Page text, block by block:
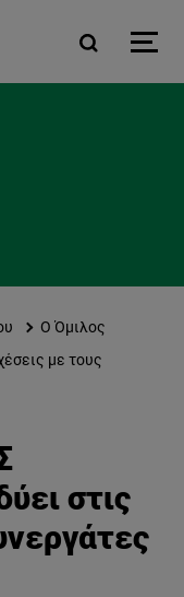
Ο Όμιλος
με τους
στις